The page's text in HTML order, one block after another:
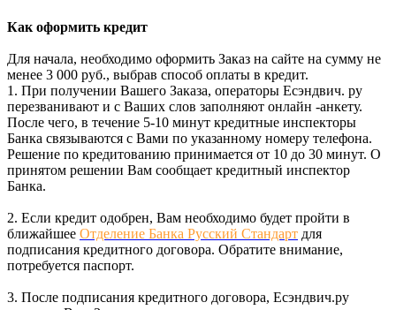
Как оформить кредит
Для начала, необходимо оформить Заказ на сайте на сумму не
менее 3 000 руб., выбрав способ оплаты в кредит.
1. При получении Вашего Заказа, операторы Есэндвич. ру
перезванивают и с Ваших слов заполняют онлайн -анкету.
После чего, в течение 5-10 минут кредитные инспекторы
Банка связываются с Вами по указанному номеру телефона.
Решение по кредитованию принимается от 10 до 30 минут. О
принятом решении Вам сообщает кредитный инспектор
Банка.
2. Если кредит одобрен, Вам необходимо будет пройти в
ближайшее Отделение Банка Русский Стандарт для
подписания кредитного договора. Обратите внимание,
потребуется паспорт.
3. После подписания кредитного договора, Есэндвич.ру